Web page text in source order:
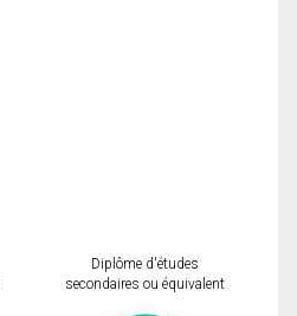
Diplôme d'études
secondaires ou équivalent